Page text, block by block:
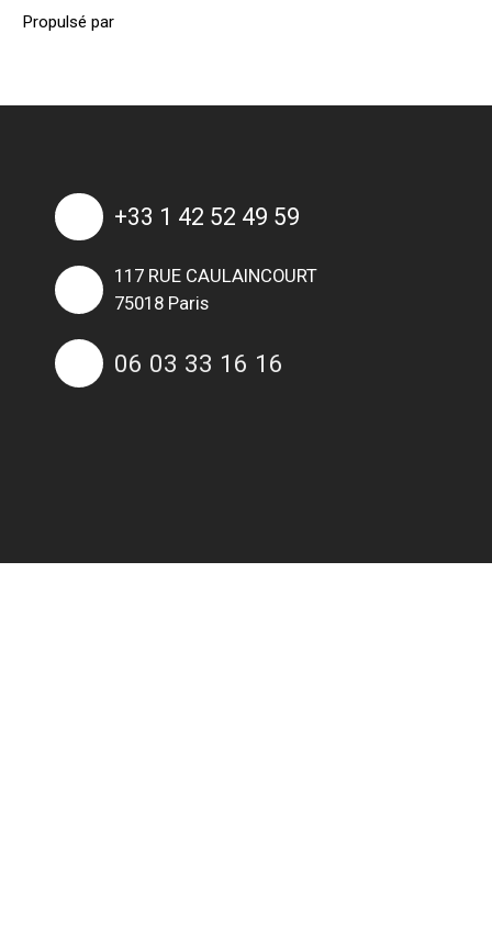
Propulsé par
+33 1 42 52 49 59
117 RUE CAULAINCOURT
75018 Paris
06 03 33 16 16